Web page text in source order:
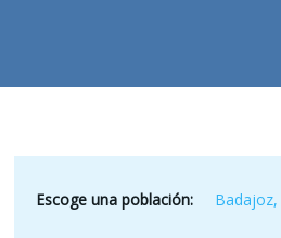
Escoge una población: Badajoz,